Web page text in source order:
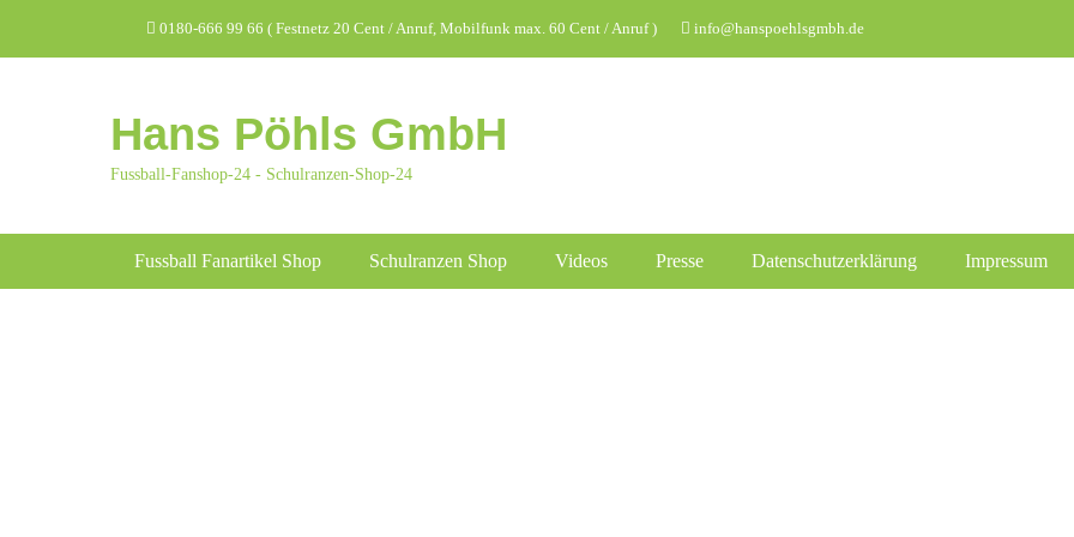
Header Top Menu
0180-666 99 66 ( Festnetz 20 Cent / Anruf, Mobilfunk max. 60 Cent / Anruf ) info@hanspoehlsgmbh.de
Hans Pöhls GmbH
Fussball-Fanshop-24 - Schulranzen-Shop-24
Hauptmenü
Fussball Fanartikel Shop Schulranzen Shop Videos Presse Datenschutzerklärung Impressum